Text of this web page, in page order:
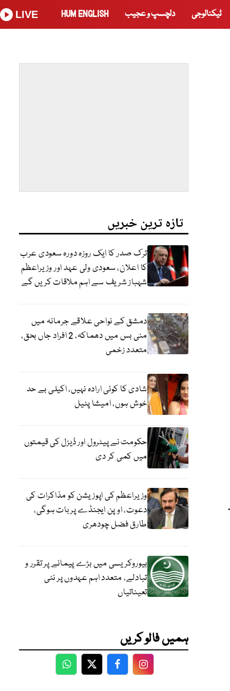
ٹیکنالوجی دلچسپ و عجیب HUM ENGLISH
LIVE
تازہ ترین خبریں
ترک صدر کا ایک روزہ دورہ سعودی عرب
کا اعلان، سعودی ولی عہد اور وزیراعظم
شہباز شریف سے اہم ملاقات کریں گے
دمشق کے نواحی علاقے جرمانہ میں
منی بس میں دھماکہ، 2 افراد جاں بحق،
متعدد زخمی
شادی کا کوئی ارادہ نہیں، اکیلی بے حد
خوش ہوں، امیشا پٹیل
حکومت نے پیٹرول اور ڈیزل کی قیمتوں
میں کمی کر دی
وزیراعظم کی اپوزیشن کو مذاکرات کی
دعوت، اوپن ایجنڈے پر بات ہوگی،
طارق فضل چودھری
بیوروکریسی میں بڑے پیمانے پر تقرر و
تبادلے، متعدد اہم عہدوں پر نئی
تعیناتیاں
ہمیں فالو کریں
WhatsApp
TwitterFacebookFacebook